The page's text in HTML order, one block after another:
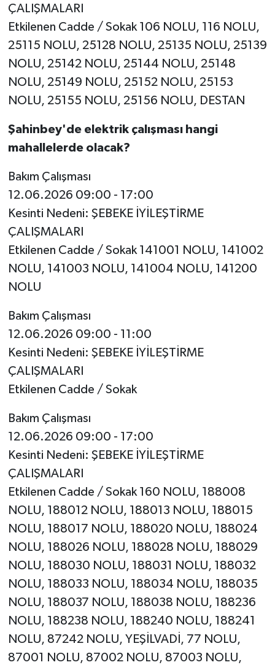
ÇALIŞMALARI
Etkilenen Cadde / Sokak 106 NOLU, 116 NOLU,
25115 NOLU, 25128 NOLU, 25135 NOLU, 25139
NOLU, 25142 NOLU, 25144 NOLU, 25148
NOLU, 25149 NOLU, 25152 NOLU, 25153
NOLU, 25155 NOLU, 25156 NOLU, DESTAN
Şahinbey'de elektrik çalışması hangi
mahallelerde olacak?
Bakım Çalışması
12.06.2026 09:00 - 17:00
Kesinti Nedeni: ŞEBEKE İYİLEŞTİRME
ÇALIŞMALARI
Etkilenen Cadde / Sokak 141001 NOLU, 141002
NOLU, 141003 NOLU, 141004 NOLU, 141200
NOLU
Bakım Çalışması
12.06.2026 09:00 - 11:00
Kesinti Nedeni: ŞEBEKE İYİLEŞTİRME
ÇALIŞMALARI
Etkilenen Cadde / Sokak
Bakım Çalışması
12.06.2026 09:00 - 17:00
Kesinti Nedeni: ŞEBEKE İYİLEŞTİRME
ÇALIŞMALARI
Etkilenen Cadde / Sokak 160 NOLU, 188008
NOLU, 188012 NOLU, 188013 NOLU, 188015
NOLU, 188017 NOLU, 188020 NOLU, 188024
NOLU, 188026 NOLU, 188028 NOLU, 188029
NOLU, 188030 NOLU, 188031 NOLU, 188032
NOLU, 188033 NOLU, 188034 NOLU, 188035
NOLU, 188037 NOLU, 188038 NOLU, 188236
NOLU, 188238 NOLU, 188240 NOLU, 188241
NOLU, 87242 NOLU, YEŞİLVADİ, 77 NOLU,
87001 NOLU, 87002 NOLU, 87003 NOLU,